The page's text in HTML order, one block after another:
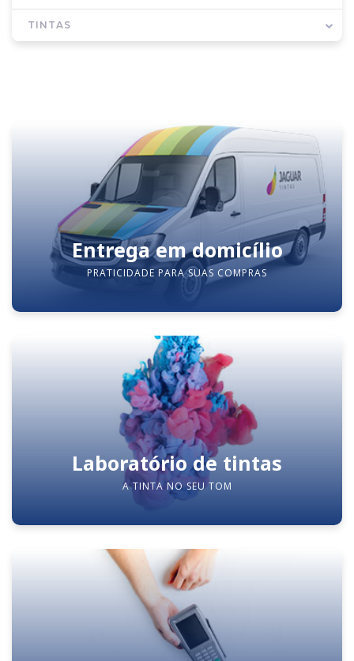
TINTAS
Entrega em domicílio
PRATICIDADE PARA SUAS COMPRAS
Laboratório de tintas
A TINTA NO SEU TOM